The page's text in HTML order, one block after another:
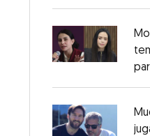
Opens in new